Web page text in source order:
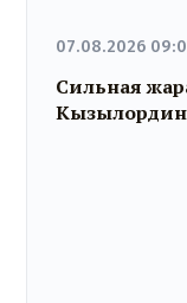
07.08.2026
Сильная